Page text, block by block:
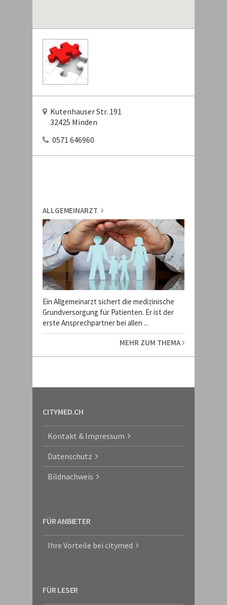
Kutenhauser Str. 191
32425 Minden
0571 646960
ALLGEMEINARZT
Ein Allgemeinarzt sichert die medizinische
Grundversorgung für Patienten. Er ist der
erste Ansprechpartner bei allen ...
MEHR ZUM THEMA
CITYMED.CH
Kontakt & Impressum
Datenschutz
Bildnachweis
FÜR ANBIETER
Ihre Vorteile bei citymed
FÜR LESER